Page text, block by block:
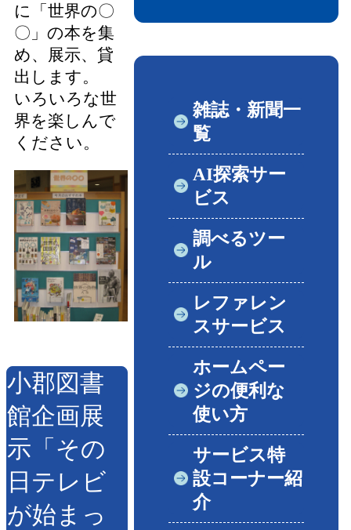
に「世界の〇
〇」の本を集
め、展示、貸
出します。
いろいろな世
界を楽しんで
ください。
小郡図書
館企画展
示「その
日テレビ
が始まっ
雑誌・新聞一
覧
AI探索サー
ビス
調べるツー
ル
レファレン
スサービス
ホームペー
ジの便利な
使い方
サービス特
設コーナー紹
介